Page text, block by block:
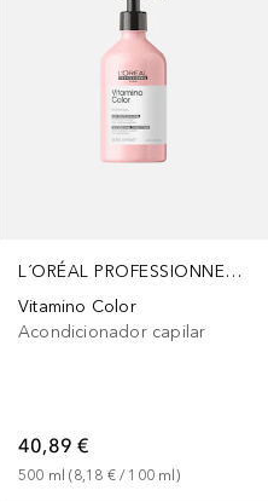
L´ORÉAL PROFESSIONNEL PARIS
Vitamino Color
Acondicionador capilar
40,89 €
500 ml (8,18 € / 100 ml )